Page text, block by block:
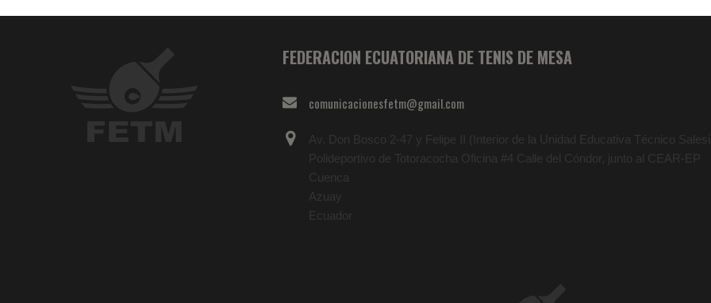
FEDERACION ECUATORIANA DE TENIS DE MESA
comunicacionesfetm@gmail.com
Av. Don Bosco 2-47 y Felipe II (Interior de la Unidad Educativa Técnico
Polideportivo de Totoracocha Oficina #4 Calle del Cóndor, junto al CEAR-EP
Cuenca
Azuay
Ecuador